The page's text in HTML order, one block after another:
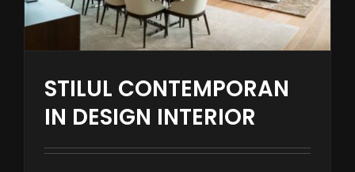
STILUL CONTEMPORAN
IN DESIGN INTERIOR